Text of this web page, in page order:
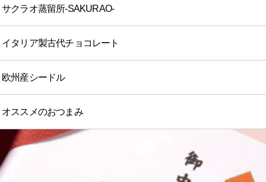
サクラオ蒸留所-SAKURAO-
イタリア製古代チョコレート
欧州産シードル
オススメのおつまみ